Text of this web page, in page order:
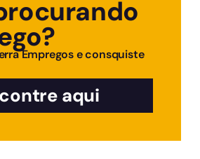
DE SI
Empregos e consquiste
aqui